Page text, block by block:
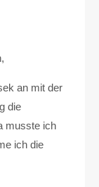
an mit der
die
musste ich
ich die